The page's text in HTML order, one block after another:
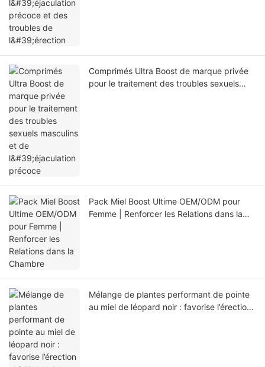
Comprimés Ultra Boost de marque privée
pour le traitement des troubles sexuels
Pack Miel Boost Ultime OEM/ODM pour
Femme | Renforcer les Relations dans la
Mélange de plantes performant de pointe
au miel de léopard noir : favorise l’érection